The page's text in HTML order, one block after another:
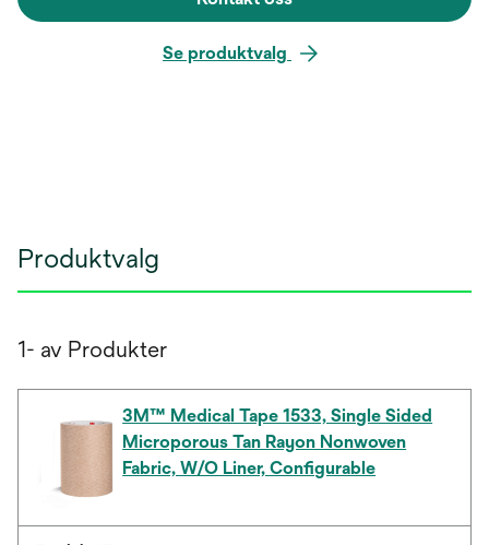
Se produktvalg
Produktvalg
1- av Produkter
3M™ Medical Tape 1533, Single Sided
Microporous Tan Rayon Nonwoven
Fabric, W/O Liner, Configurable